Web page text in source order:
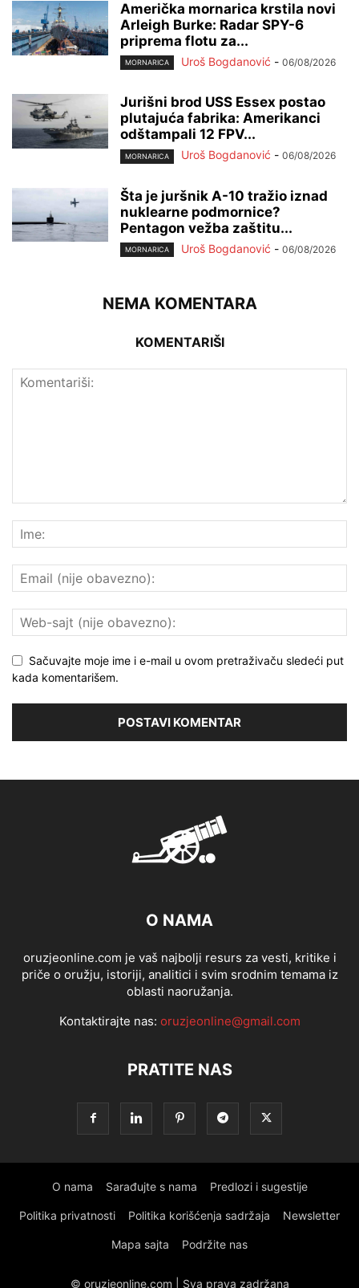
Američka mornarica krstila novi
Arleigh Burke: Radar SPY-6
priprema flotu za...
MORNARICA Uroš Bogdanović - 06/08/2026
Jurišni brod USS Essex postao
plutajuća fabrika: Amerikanci
odštampali 12 FPV...
MORNARICA Uroš Bogdanović - 06/08/2026
Šta je juršnik A-10 tražio iznad
nuklearne podmornice?
Pentagon vežba zaštitu...
MORNARICA Uroš Bogdanović - 06/08/2026
NEMA KOMENTARA
KOMENTARIŠI
Sačuvajte moje ime i e-mail u ovom pretraživaču sledeći put
kada komentarišem.
O NAMA
oruzjeonline.com je vaš najbolji resurs za vesti, kritike i
priče o oružju, istoriji, analitici i svim srodnim temama iz
oblasti naoružanja.
Kontaktirajte nas: oruzjeonline@gmail.com
PRATITE NAS
O nama Sarađujte s nama Predlozi i sugestije
Politika privatnosti Politika korišćenja sadržaja Newsletter
Mapa sajta Podržite nas
© oruzjeonline.com | Sva prava zadržana